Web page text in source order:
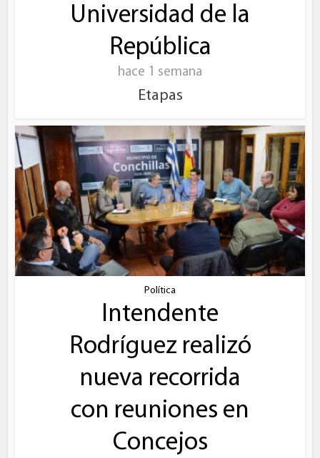
Universidad de la
República
hace 1 semana
Etapas
Política
Intendente
Rodríguez realizó
nueva recorrida
con reuniones en
Concejos